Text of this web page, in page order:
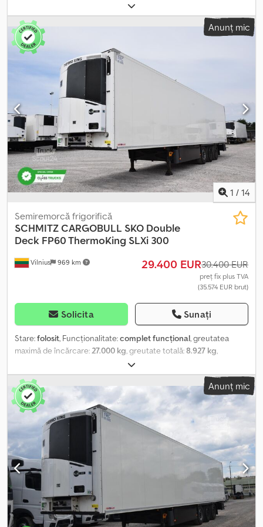
, combustibil:motorină
angrenaj:automat, clasă de emisii:Euro 6, suspensie:aer, An de
fabricație:
, Autotractor Iveco Stralis 480 4x2, 480 CP, Euro 6
Cutie automată cu intarder Climatizare staționară, radio Cabină
cu 2 paturi Suspensie pneumatică integrală MMA 18 tone
Kilometraj: aproximativ 480.245 km Csdpfxsu H Daaj Apyoha
Anvelope: axa 1 - uzură aproximativ 20%, axa 2 - uzură aproximativ
80% Prima înmatriculare: 2015
Anunț mic
1 / 14
Vilnius 969 km
Semiremorcă frigorifică
SCHMITZ CARGOBULL SKO Double
Deck FP60 ThermoKing SLXi 300
29.400 EUR30.400 EUR
preț fix plus TVA
(35.574 EUR brut)
Solicita Sunați
Stare:folosit, Funcționalitate:complet funcțional, greutatea
maximă de încărcare:27.000 kg, greutate totală:8.927 kg,
, prima înmatriculare:
totală:14.040 mm, lățime totală:2.600 mm, suspensie:aer,
culoare:
, An de fabricație:
istoric complet de
service, servodirecție, unitate de răcire
, Specificații tehnice
Unitatea de răcire -THERMO KING SLXi 300, diesel și electric
Producător osii - Schmitz Rotos Suspensie pneumatică Ușile din
spate sunt izolate, și prezintă 4 zăvoare din oțel Pereți laterali
izolați, FP 45 mm Trusă de scule din plastic, cu mâner pe capac
Rezervor de combustibil, 245 l Sistem Electronic de Frânare (EBS)
Sistem de Anti-blocare a roților (ABS) Discuri de frână ROTOS SCB
Termometru Chedjzdrb Sjpfx Apyea Clapetă de ventilație în ușa
din spate Comutator de contact pentru ușa din spate Podea din
aluminiu Coș pentru 2 roți de rezervă (6+1) Anvelope - 385/65
R22.5 (11.75x22.5) Două nivele, 22 întărituri Capacitatea de
Anunț mic